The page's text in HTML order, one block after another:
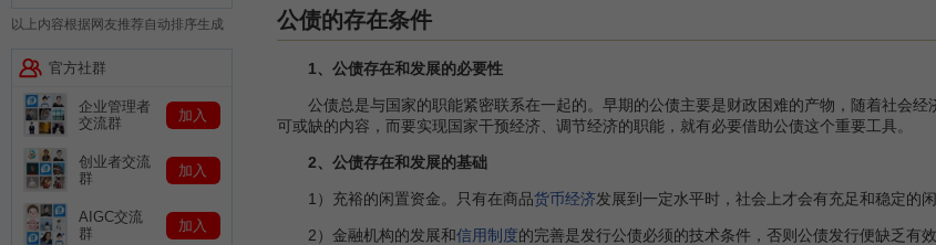
公债的存在条件
1、公债存在和发展的必要性
公债总是与国家的职能紧密联系在一起的。早期的公债主要是财政困难的产物，随着社会经
可或缺的内容，而要实现国家干预经济、调节经济的职能，就有必要借助公债这个重要工具。
2、公债存在和发展的基础
1）充裕的闲置资金。只有在商品货币经济发展到一定水平时，社会上才会有充足和稳定的
2）金融机构的发展和信用制度的完善是发行公债必须的技术条件，否则公债发行便缺乏有效
以上内容根据网友推荐自动排序生成
官方社群
企业管理者
交流群
加入
创业者交流
群
加入
AIGC交流
群
加入